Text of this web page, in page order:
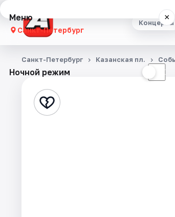
Концерты
Меню ×
Санкт-Петербург
Концерты
Стендап
Ночной режим ☾
Санкт-Петербург Казанская пл.